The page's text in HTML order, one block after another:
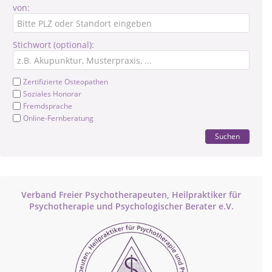
von:
Stichwort (optional):
Zertifizierte Osteopathen
Soziales Honorar
Fremdsprache
Online-Fernberatung
Suchen
Verband Freier Psychotherapeuten, Heilpraktiker für
Psychotherapie und Psychologischer Berater e.V.